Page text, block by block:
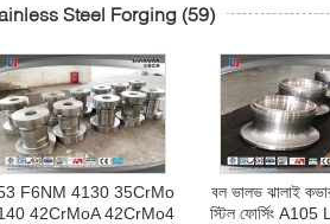
Steel Forging (59)
F6NM 4130 35CrMo
42CrMoA 42CrMo4
বল ভালভ ঝালাই
স্টিল ফোর্সিং